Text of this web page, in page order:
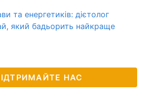
та енергетиків: дієтолог
який бадьорить найкраще
НАС